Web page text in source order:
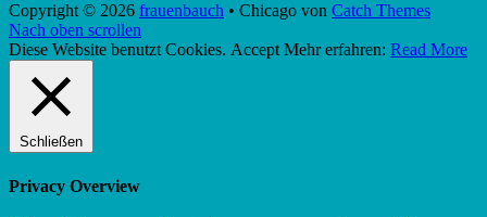
Copyright © 2026 frauenbauch • Chicago von Catch Themes
Nach oben scrollen
Diese Website benutzt Cookies. Accept Mehr erfahren: Read More
Schließen
Privacy Overview